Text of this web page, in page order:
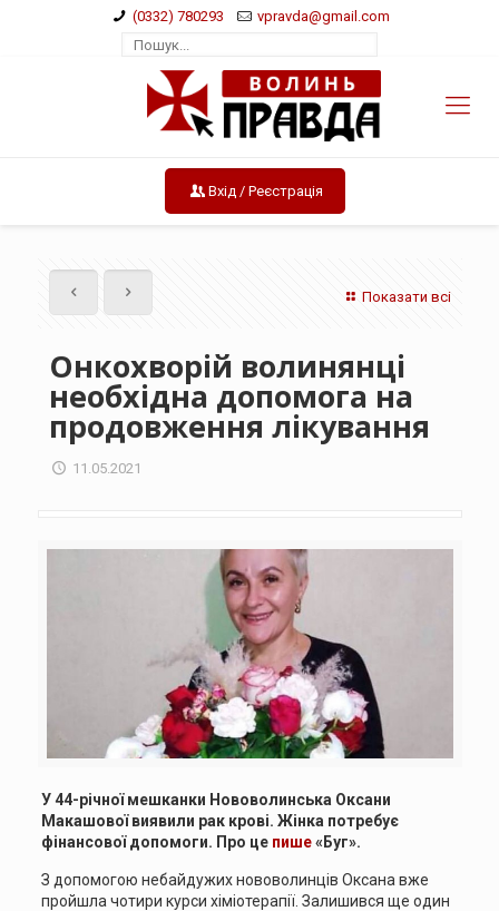
(0332) 780293 vpravda@gmail.com
Вхід / Реєстрація
Показати всі
Онкохворій волинянці
необхідна допомога на
продовження лікування
11.05.2021
У 44-річної мешканки Нововолинська Оксани
Макашової виявили рак крові. Жінка потребує
фінансової допомоги. Про це пише«Буг».
З допомогою небайдужих нововолинців Оксана вже
пройшла чотири курси хіміотерапії. Залишився ще один